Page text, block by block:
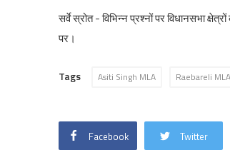
सर्वे स्रोत - विभिन्न प्रश्नों पर विधानसभा
पर।
Tags Asiti Singh MLA Raebareli
Facebook Twitter